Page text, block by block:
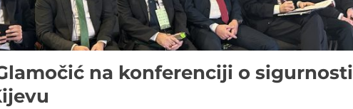
na konferenciji o sigurnosti